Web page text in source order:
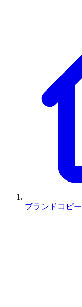
ブランドコピー